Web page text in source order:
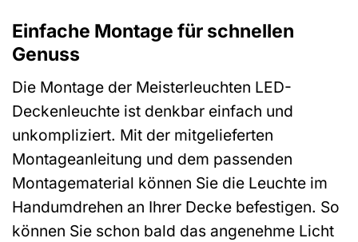
Einfache Montage für schnellen
Genuss
Die Montage der Meisterleuchten LED-
Deckenleuchte ist denkbar einfach und
unkompliziert. Mit der mitgelieferten
Montageanleitung und dem passenden
Montagematerial können Sie die Leuchte im
Handumdrehen an Ihrer Decke befestigen. So
können Sie schon bald das angenehme Licht